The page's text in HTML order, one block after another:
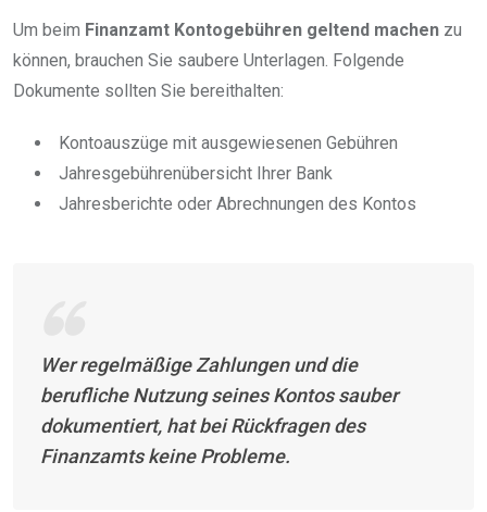
Um beim Finanzamt Kontogebühren geltend machen zu
können, brauchen Sie saubere Unterlagen. Folgende
Dokumente sollten Sie bereithalten:
Kontoauszüge mit ausgewiesenen Gebühren
Jahresgebührenübersicht Ihrer Bank
Jahresberichte oder Abrechnungen des Kontos
Wer regelmäßige Zahlungen und die
berufliche Nutzung seines Kontos sauber
dokumentiert, hat bei Rückfragen des
Finanzamts keine Probleme.